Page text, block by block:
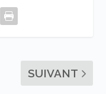
SUIVANT